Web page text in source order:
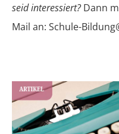
seid interessiert?Dann
Mail an: Schule-